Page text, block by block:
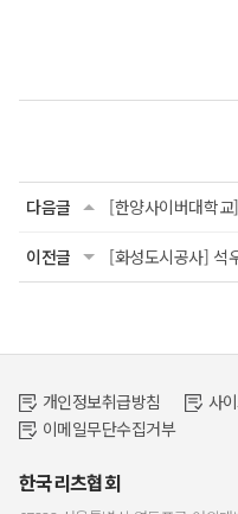
다음글 [한양사이버대학
이전글
개인정보취급방침
사
이메일무단수집거부
한국리츠협회